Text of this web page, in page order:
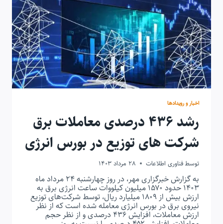
اخبار و رویدادها
رشد ۴۳۶ درصدی معاملات برق
شرکت های توزیع در بورس انرژی
توسط فناوری اطلاعات 28 مرداد 1403
به گزارش خبرگزاری مهر، در روز چهارشنبه ۲۴ مرداد ماه
۱۴۰۳ حدود ۱۵۷۰ میلیون کیلووات ساعت انرژی برق به
ارزش بیش از ۱۸۰۹ میلیارد ریال، توسط شرکت‌های توزیع
نیروی برق در بورس انرژی معامله شده است که از نظر
ارزش معاملات، افزایش ۴۳۶ درصدی و از نظر حجم